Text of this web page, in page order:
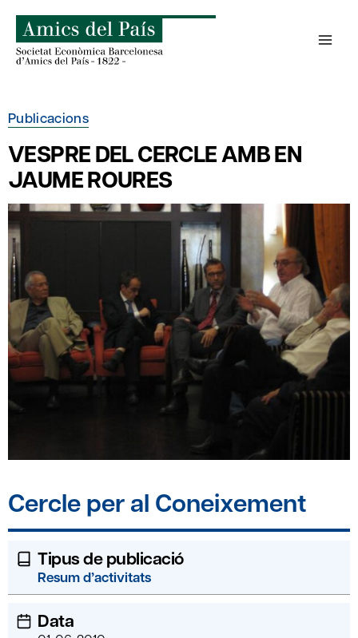
content
Publicacions
VESPRE DEL CERCLE AMB EN
JAUME ROURES
Cercle per al Coneixement
Tipus de publicació
Resum d’activitats
Data